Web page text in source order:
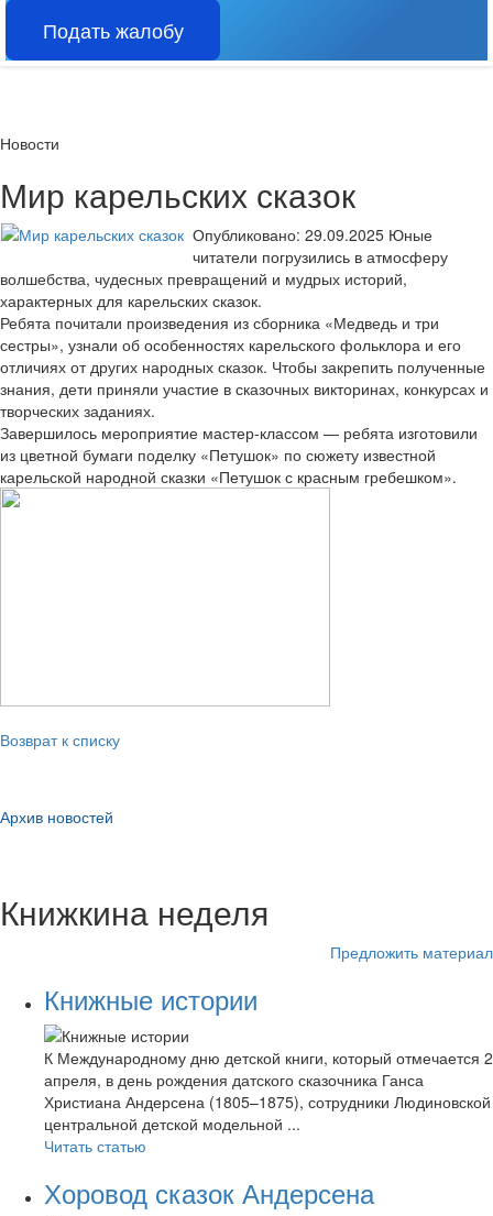
Подать жалобу
Новости
Мир карельских сказок
Опубликовано: 29.09.2025 Юные
читатели погрузились в атмосферу
волшебства, чудесных превращений и мудрых историй,
характерных для карельских сказок.
Ребята почитали произведения из сборника «Медведь и три
сестры», узнали об особенностях карельского фольклора и его
отличиях от других народных сказок. Чтобы закрепить полученные
знания, дети приняли участие в сказочных викторинах, конкурсах и
творческих заданиях.
Завершилось мероприятие мастер-классом — ребята изготовили
из цветной бумаги поделку «Петушок» по сюжету известной
карельской народной сказки «Петушок с красным гребешком».
Возврат к списку
Архив новостей
Книжкина неделя
Предложить материал
Книжные истории
К Международному дню детской книги, который отмечается 2
апреля, в день рождения датского сказочника Ганса
Христиана Андерсена (1805–1875), сотрудники Людиновской
центральной детской модельной ...
Читать статью
Хоровод сказок Андерсена